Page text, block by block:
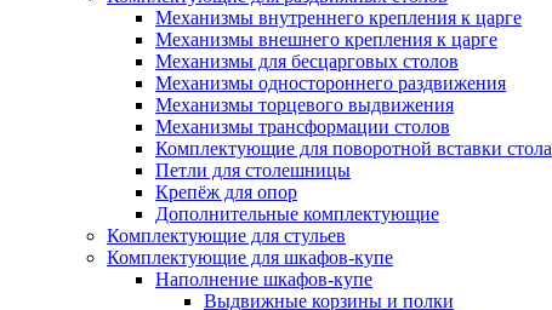
Механизмы внутреннего крепления к царге
Механизмы внешнего крепления к царге
Механизмы для бесцарговых столов
Механизмы одностороннего раздвижения
Механизмы торцевого выдвижения
Механизмы трансформации столов
Комплектующие для поворотной вставки стола
Петли для столешницы
Крепёж для опор
Дополнительные комплектующие
Комплектующие для стульев
Комплектующие для шкафов-купе
Наполнение шкафов-купе
Выдвижные корзины и полки